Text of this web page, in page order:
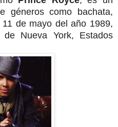
géneros como bachata,
de mayo del año 1989,
Nueva York, Estados